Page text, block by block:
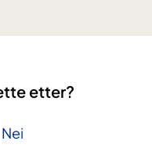
etter?
Nei